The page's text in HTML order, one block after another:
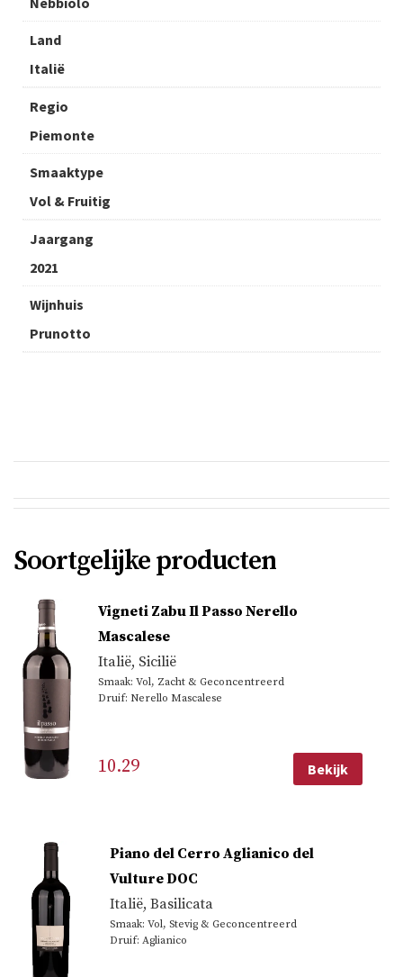
Land
Italië
Regio
Piemonte
Smaaktype
Vol & Fruitig
Jaargang
2021
Wijnhuis
Prunotto
Soortgelijke producten
Vigneti Zabu Il Passo Nerello
Mascalese
Italië, Sicilië
Smaak: Vol, Zacht & Geconcentreerd
Druif: Nerello Mascalese
10.29 Bekijk
Piano del Cerro Aglianico del
Vulture DOC
Italië, Basilicata
Smaak: Vol, Stevig & Geconcentreerd
Druif: Aglianico